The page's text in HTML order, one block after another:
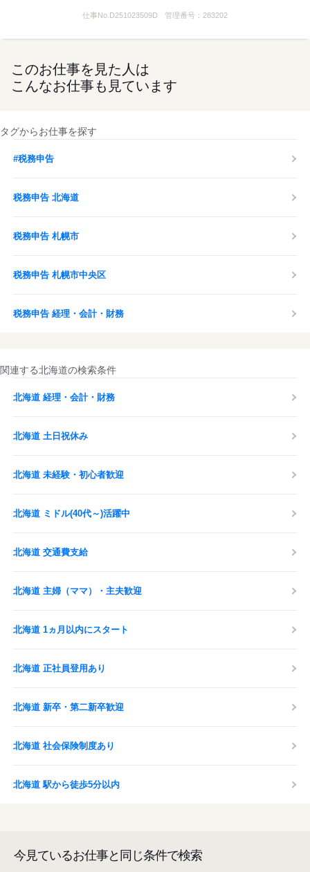
仕事No. D251023509D 管理番号： 283202
このお仕事を見た人は
こんなお仕事も見ています
タグからお仕事を探す
#税務申告
税務申告 北海道
税務申告 札幌市
税務申告 札幌市中央区
税務申告 経理・会計・財務
関連する北海道の検索条件
北海道 経理・会計・財務
北海道 土日祝休み
北海道 未経験・初心者歓迎
北海道 ミドル(40代～)活躍中
北海道 交通費支給
北海道 主婦（ママ）・主夫歓迎
北海道 1ヵ月以内にスタート
北海道 正社員登用あり
北海道 新卒・第二新卒歓迎
北海道 社会保険制度あり
北海道 駅から徒歩5分以内
今見ているお仕事と同じ条件で検索